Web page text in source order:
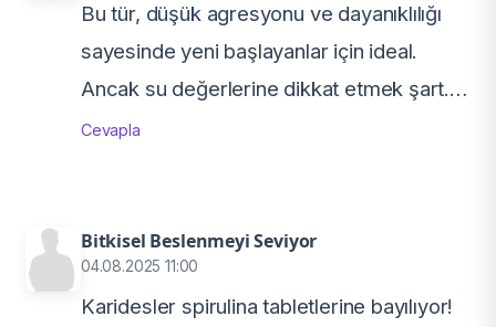
Bu tür, düşük agresyonu ve dayanıklılığı
sayesinde yeni başlayanlar için ideal.
Ancak su değerlerine dikkat etmek şart.
Özellikle pH ve sertlik stabil olmalı, aksi
Cevapla
Bitkisel Beslenmeyi Seviyor
04.08.2025 11:00
Karidesler spirulina tabletlerine bayılıyor!